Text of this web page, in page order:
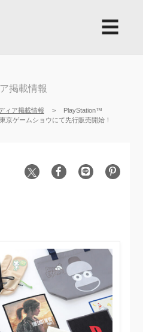
☰
掲載情報
ィア掲載情報
PlayStation™
京ゲームショウにて先行販売開始！